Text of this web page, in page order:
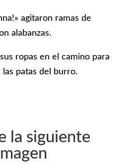
agitaron ramas de
alabanzas.
ropas en el camino para
patas del burro.
la siguiente